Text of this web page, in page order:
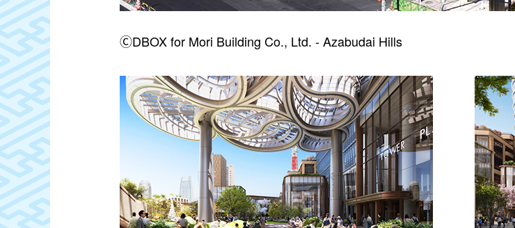
ⒸDBOX for Mori Building Co., Ltd. - Azabudai Hills